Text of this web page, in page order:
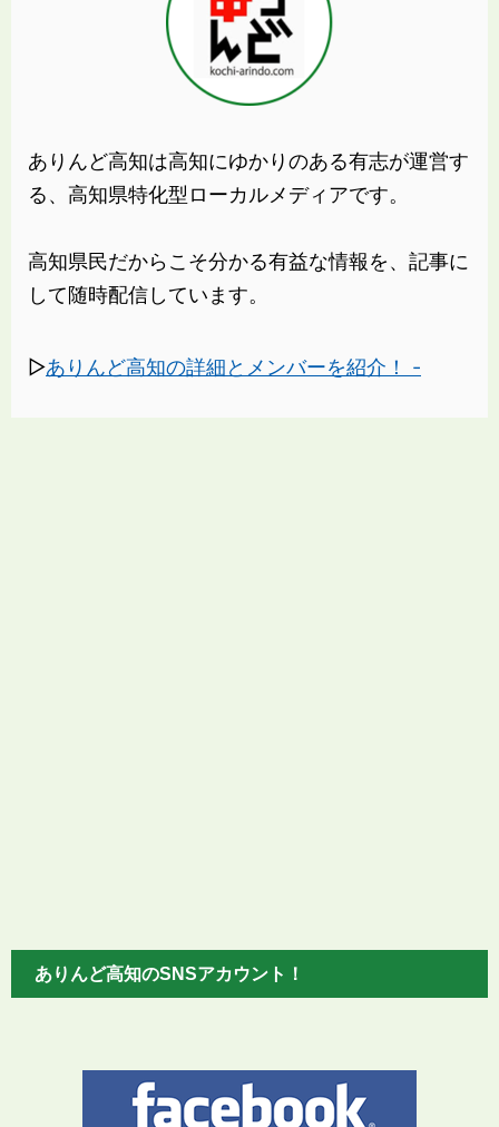
ありんど高知は高知にゆかりのある有志が運営す
る、高知県特化型ローカルメディアです。
高知県民だからこそ分かる有益な情報を、記事に
して随時配信しています。
▷ありんど高知の詳細とメンバーを紹介！ -
ありんど高知のSNSアカウント！